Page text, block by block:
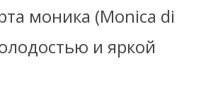
моника (Monica di
и яркой